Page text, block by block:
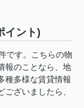
イント)
です。こちらの物
報のことなら、地
種多様な賃貸情報
ざいましたら、